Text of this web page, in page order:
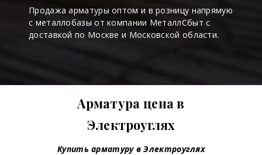
Продажа арматуры оптом и в розницу напрямую
с металлобазы от компании МеталлСбыт с
доставкой по Москве и Московской области.
Арматура цена в
Электроуглях
Купить арматуру в Электроуглях